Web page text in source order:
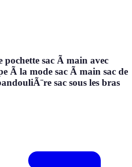
pochette sac Ã main avec
Ã la mode sac Ã main sac de
sac sous les bras